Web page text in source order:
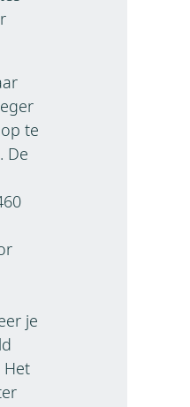
te
De
je
Het